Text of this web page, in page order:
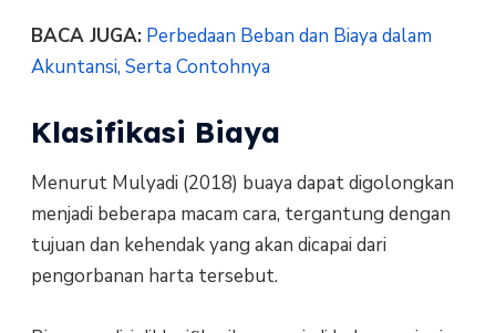
BACA JUGA: Perbedaan Beban dan Biaya dalam
Akuntansi, Serta Contohnya
Klasifikasi Biaya
Menurut Mulyadi (2018) buaya dapat digolongkan
menjadi beberapa macam cara, tergantung dengan
tujuan dan kehendak yang akan dicapai dari
pengorbanan harta tersebut.